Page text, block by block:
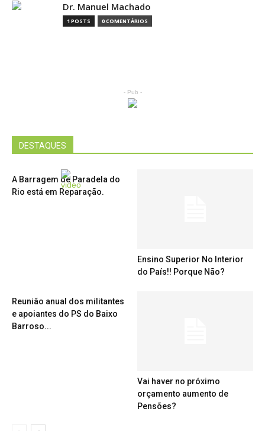
Dr. Manuel Machado
1 POSTS 0 COMENTÁRIOS
- Pub -
DESTAQUES
A Barragem de Paradela do
Rio está em Reparação.
Ensino Superior No Interior
do País!! Porque Não?
Reunião anual dos militantes
e apoiantes do PS do Baixo
Barroso...
Vai haver no próximo
orçamento aumento de
Pensões?